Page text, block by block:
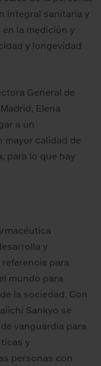
integral sanitaria y
la medición y
y longevidad
General de
Elena
a un
mayor calidad de
para lo que hay
y
para
mundo para
la sociedad. Con
Sankyo se
vanguardia para
y
personas con